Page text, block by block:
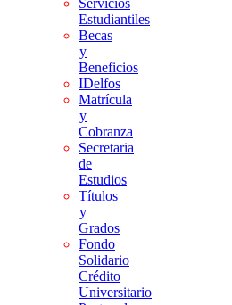
Servicios
Estudiantiles
Becas
y
Beneficios
IDelfos
Matrícula
y
Cobranza
Secretaria
de
Estudios
Títulos
y
Grados
Fondo
Solidario
Crédito
Universitario